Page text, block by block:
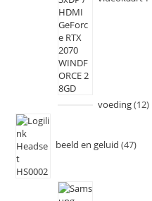
voeding 12
beeld en geluid 47